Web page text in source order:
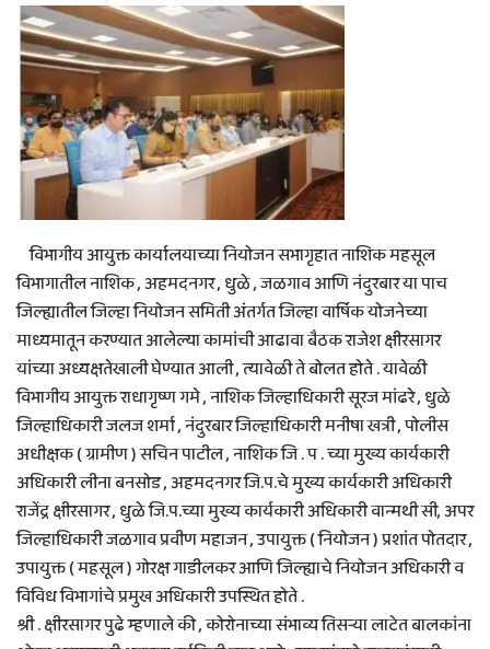
विभागीय आयुक्त कार्यालयाच्या नियोजन सभागृहात नाशिक महसूल
विभागातील नाशिक , अहमदनगर , धुळे , जळगाव आणि नंदुरबार या पाच
जिल्ह्यातील जिल्हा नियोजन समिती अंतर्गत जिल्हा वार्षिक योजनेच्या
माध्यमातून करण्यात आलेल्या कामांची आढावा बैठक राजेश क्षीरसागर
यांच्या अध्यक्षतेखाली घेण्यात आली , त्यावेळी ते बोलत होते . यावेळी
विभागीय आयुक्त राधागृष्ण गमे , नाशिक जिल्हाधिकारी सूरज मांढरे , धुळे
जिल्हाधिकारी जलज शर्मा , नंदुरबार जिल्हाधिकारी मनीषा खत्री , पोलीस
अधीक्षक ( ग्रामीण ) सचिन पाटील , नाशिक जि . प . च्या मुख्य कार्यकारी
अधिकारी लीना बनसोड , अहमदनगर जि.प.चे मुख्य कार्यकारी अधिकारी
राजेंद्र क्षीरसागर , धुळे जि.प.च्या मुख्य कार्यकारी अधिकारी वान्मथी सी, अपर
जिल्हाधिकारी जळगाव प्रवीण महाजन , उपायुक्त ( नियोजन ) प्रशांत पोतदार ,
उपायुक्त ( महसूल ) गोरक्ष गाडीलकर आणि जिल्ह्याचे नियोजन अधिकारी व
विविध विभागांचे प्रमुख अधिकारी उपस्थित होते .
श्री . क्षीरसागर पुढे म्हणाले की , कोरोनाच्या संभाव्य तिसऱ्या लाटेत बालकांना